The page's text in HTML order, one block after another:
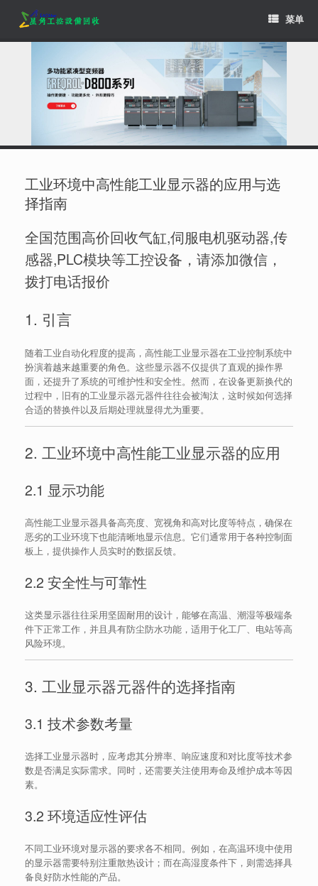
content
菜单
工业环境中高性能工业显示器的应用与选
择指南
全国范围高价回收气缸,伺服电机驱动器,传
感器,PLC模块等工控设备，请添加微信，
拨打电话报价
1. 引言
随着工业自动化程度的提高，高性能工业显示器在工业控制系统中
扮演着越来越重要的角色。这些显示器不仅提供了直观的操作界
面，还提升了系统的可维护性和安全性。然而，在设备更新换代的
过程中，旧有的工业显示器元器件往往会被淘汰，这时候如何选择
合适的替换件以及后期处理就显得尤为重要。
2. 工业环境中高性能工业显示器的应用
2.1 显示功能
高性能工业显示器具备高亮度、宽视角和高对比度等特点，确保在
恶劣的工业环境下也能清晰地显示信息。它们通常用于各种控制面
板上，提供操作人员实时的数据反馈。
2.2 安全性与可靠性
这类显示器往往采用坚固耐用的设计，能够在高温、潮湿等极端条
件下正常工作，并且具有防尘防水功能，适用于化工厂、电站等高
风险环境。
3. 工业显示器元器件的选择指南
3.1 技术参数考量
选择工业显示器时，应考虑其分辨率、响应速度和对比度等技术参
数是否满足实际需求。同时，还需要关注使用寿命及维护成本等因
素。
3.2 环境适应性评估
不同工业环境对显示器的要求各不相同。例如，在高温环境中使用
的显示器需要特别注重散热设计；而在高湿度条件下，则需选择具
备良好防水性能的产品。